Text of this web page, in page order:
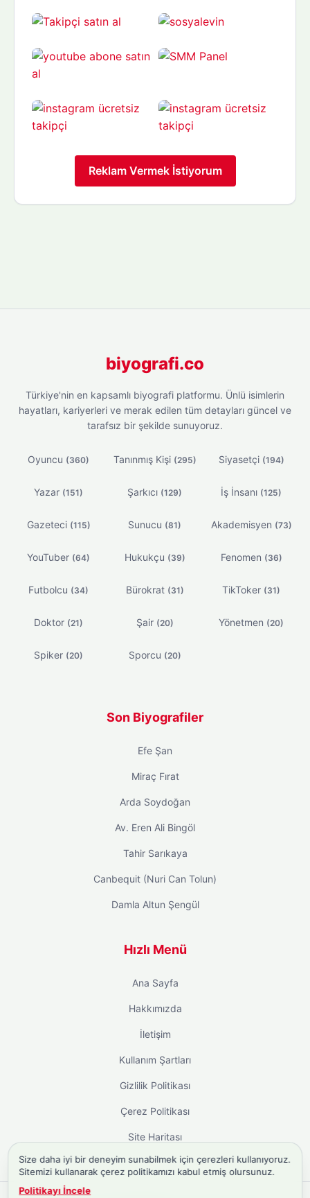
Reklam Vermek İstiyorum
biyografi.co
Türkiye'nin en kapsamlı biyografi platformu. Ünlü isimlerin
hayatları, kariyerleri ve merak edilen tüm detayları güncel ve
tarafsız bir şekilde sunuyoruz.
Oyuncu (360) Tanınmış Kişi (295) Siyasetçi (194)
Yazar (151) Şarkıcı (129) İş İnsanı (125)
Gazeteci (115) Sunucu (81) Akademisyen (73)
YouTuber (64) Hukukçu (39) Fenomen (36)
Futbolcu (34) Bürokrat (31) TikToker (31)
Doktor (21) Şair (20) Yönetmen (20)
Spiker (20) Sporcu (20)
Son Biyografiler
Efe Şan
Miraç Fırat
Arda Soydoğan
Av. Eren Ali Bingöl
Tahir Sarıkaya
Canbequit (Nuri Can Tolun)
Damla Altun Şengül
Hızlı Menü
Ana Sayfa
Hakkımızda
İletişim
Kullanım Şartları
Gizlilik Politikası
Çerez Politikası
Site Haritası
Size daha iyi bir deneyim sunabilmek için çerezleri kullanıyoruz.
Sitemizi kullanarak çerez politikamızı kabul etmiş olursunuz.
Politikayı İncele